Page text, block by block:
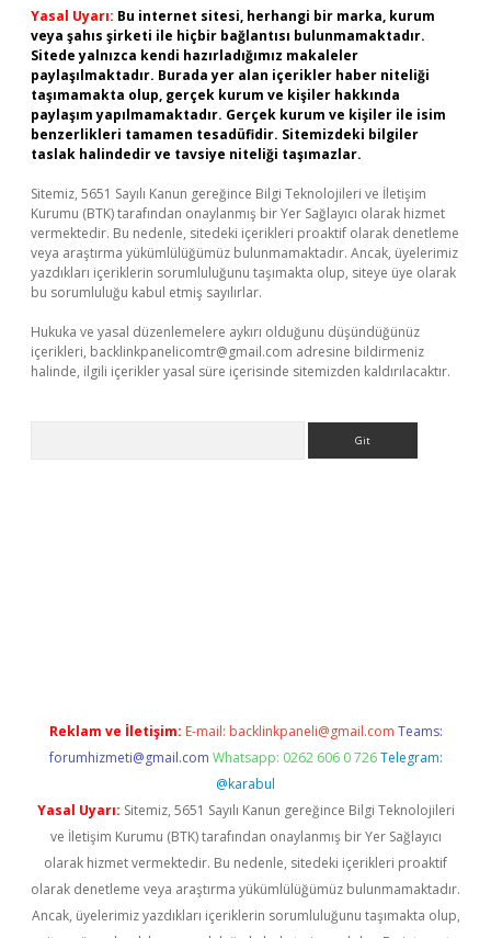
Yasal Uyarı: Bu internet sitesi, herhangi bir marka, kurum
veya şahıs şirketi ile hiçbir bağlantısı bulunmamaktadır.
Sitede yalnızca kendi hazırladığımız makaleler
paylaşılmaktadır. Burada yer alan içerikler haber niteliği
taşımamakta olup, gerçek kurum ve kişiler hakkında
paylaşım yapılmamaktadır. Gerçek kurum ve kişiler ile isim
benzerlikleri tamamen tesadüfidir. Sitemizdeki bilgiler
taslak halindedir ve tavsiye niteliği taşımazlar.
Sitemiz, 5651 Sayılı Kanun gereğince Bilgi Teknolojileri ve İletişim
Kurumu (BTK) tarafından onaylanmış bir Yer Sağlayıcı olarak hizmet
vermektedir. Bu nedenle, sitedeki içerikleri proaktif olarak denetleme
veya araştırma yükümlülüğümüz bulunmamaktadır. Ancak, üyelerimiz
yazdıkları içeriklerin sorumluluğunu taşımakta olup, siteye üye olarak
bu sorumluluğu kabul etmiş sayılırlar.
Hukuka ve yasal düzenlemelere aykırı olduğunu düşündüğünüz
içerikleri, backlinkpanelicomtr@gmail.com adresine bildirmeniz
halinde, ilgili içerikler yasal süre içerisinde sitemizden kaldırılacaktır.
Reklam ve İletişim: E-mail: backlinkpaneli@gmail.com Teams:
forumhizmeti@gmail.com Whatsapp: 0262 606 0 726 Telegram:
@karabul
Yasal Uyarı: Sitemiz, 5651 Sayılı Kanun gereğince Bilgi Teknolojileri
ve İletişim Kurumu (BTK) tarafından onaylanmış bir Yer Sağlayıcı
olarak hizmet vermektedir. Bu nedenle, sitedeki içerikleri proaktif
olarak denetleme veya araştırma yükümlülüğümüz bulunmamaktadır.
Ancak, üyelerimiz yazdıkları içeriklerin sorumluluğunu taşımakta olup,